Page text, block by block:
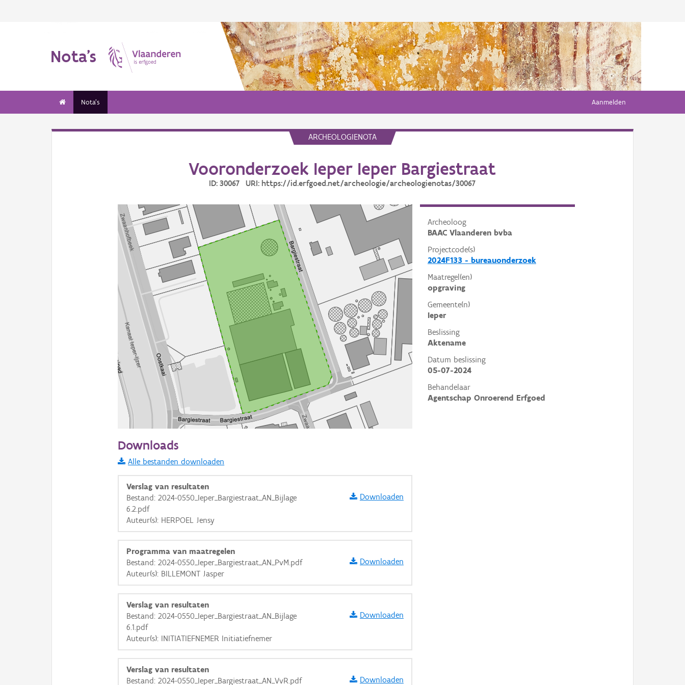
Nota's
Nota's Aanmelden
ARCHEOLOGIENOTA
Vooronderzoek Ieper Ieper Bargiestraat
ID: 30067 URI: https://id.erfgoed.net/archeologie/archeologienotas/30067
Archeoloog
BAAC Vlaanderen bvba
Projectcode(s)
2024F133 - bureauonderzoek
Maatregel(en)
opgraving
Gemeente(n)
Ieper
Beslissing
Aktename
Datum beslissing
05-07-2024
Behandelaar
Agentschap Onroerend Erfgoed
Informatie Vlaanderen
i
+
Basis Lagen
OSM-Basiskaart
Ortho
GRB-Basiskaart
GRB-Basiskaart in grijswaarden
Downloads
Alle bestanden downloaden
Verslag van resultaten
Bestand: 2024-0550_Ieper_Bargiestraat_AN_Bijlage
6.2.pdf
Auteur(s): HERPOEL Jensy
Downloaden
Programma van maatregelen
Bestand: 2024-0550_Ieper_Bargiestraat_AN_PvM.pdf
Auteur(s): BILLEMONT Jasper
Downloaden
Verslag van resultaten
Bestand: 2024-0550_Ieper_Bargiestraat_AN_Bijlage
6.1.pdf
Auteur(s): INITIATIEFNEMER Initiatiefnemer
Downloaden
Verslag van resultaten
Bestand: 2024-0550_Ieper_Bargiestraat_AN_VvR.pdf
Downloaden